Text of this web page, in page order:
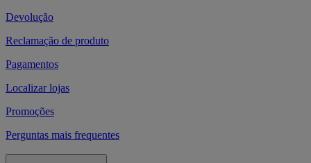
Devolução
Reclamação de produto
Pagamentos
Localizar lojas
Promoções
Perguntas mais frequentes